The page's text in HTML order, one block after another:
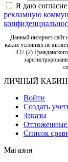
Я даю
рекламную
Данный интернет-сайт
каких условиях не
437 (2)
ЛИЧНЫЙ
Войти
Создать
Заказы
Отложенные
Список
Магазин